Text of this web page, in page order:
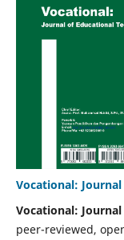
Vocational:
Vocational:
peer-reviewed,